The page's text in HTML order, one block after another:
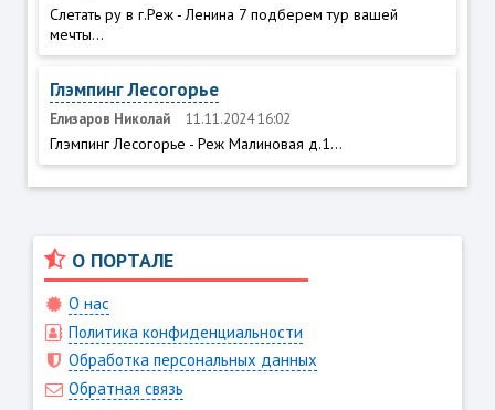
Слетать ру в г.Реж - Ленина 7 подберем тур вашей
мечты...
Глэмпинг Лесогорье
Елизаров Николай 11.11.2024 16:02
Глэмпинг Лесогорье - Реж Малиновая д.1...
О ПОРТАЛЕ
О нас
Политика конфиденциальности
Обработка персональных данных
Обратная связь